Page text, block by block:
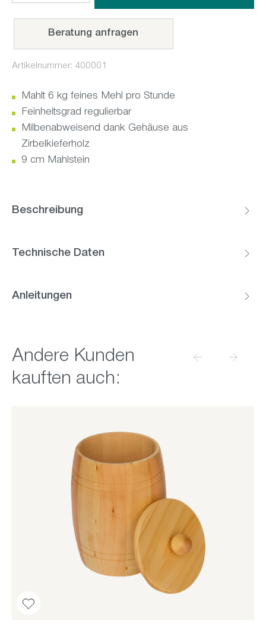
Beratung anfragen
Artikelnummer: 400001
Mahlt 6 kg feines Mehl pro Stunde
Feinheitsgrad regulierbar
Milbenabweisend dank Gehäuse aus
Zirbelkieferholz
9 cm Mahlstein
Beschreibung
Technische Daten
Anleitungen
Produktgalerie überspringen
Andere Kunden
kauften auch: